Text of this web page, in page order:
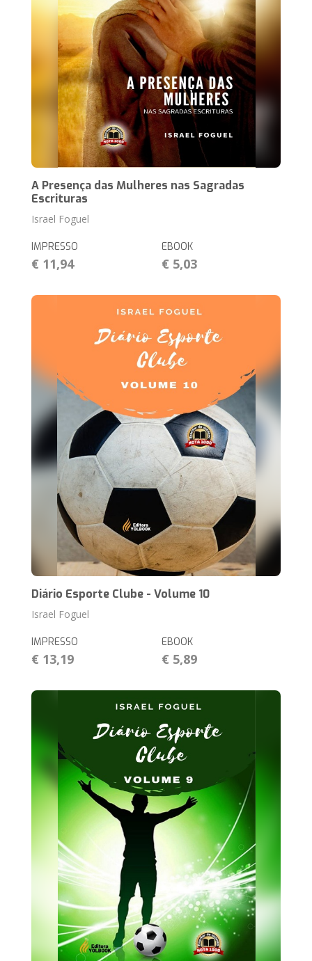
A Presença das Mulheres nas Sagradas
Escrituras
Israel Foguel
IMPRESSO
€ 11,94
EBOOK
€ 5,03
Diário Esporte Clube - Volume 10
Israel Foguel
IMPRESSO
€ 13,19
EBOOK
€ 5,89